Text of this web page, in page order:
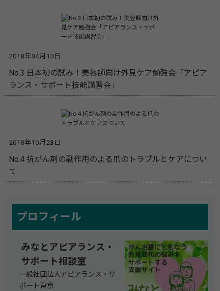
2018年04月10日
No.3 日本初の試み！美容師向け外見ケア勉強会「アピア
ランス・サポート技能講習会」
2018年10月23日
No.4 抗がん剤の副作用のよる爪のトラブルとケアについ
て
プロフィール
みなとアピアランス・
サポート相談室
一般社団法人アピアランス・サ
ポート東京